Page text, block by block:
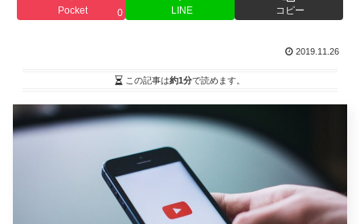
Pocket 0 LINE コピー
2019.11.26
この記事は約1分で読めます。